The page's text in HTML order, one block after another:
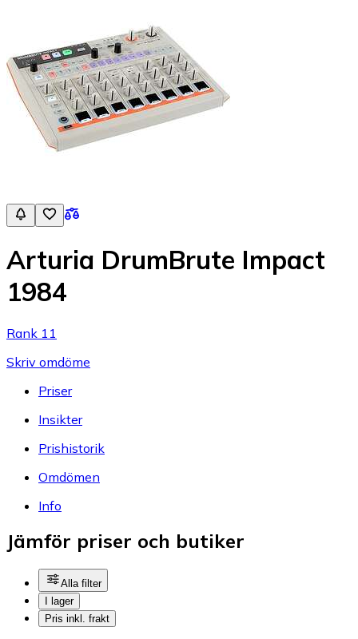
Arturia DrumBrute Impact
1984
Rank 11
Skriv omdöme
Priser
Insikter
Prishistorik
Omdömen
Info
Jämför priser och butiker
Alla filter
I lager
Pris inkl. frakt